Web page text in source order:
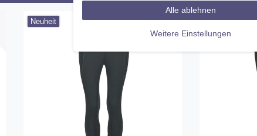
Neuheit -19%
Alle ablehnen
Weitere Einstellungen